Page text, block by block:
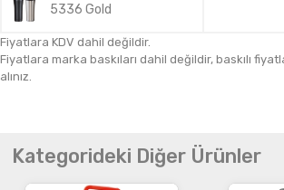
5336 Gold
Fiyatlara KDV dahil değildir.
Fiyatlara marka baskıları dahil değildir, baskılı
alınız.
Kategorideki Diğer Ürünler